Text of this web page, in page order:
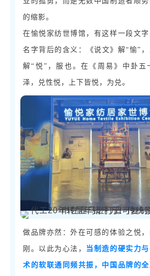
的缩影。
在愉悦家纺世博馆，有这样一段文
名字背后的含义：《说文》解“愉”
解“悦”，服也。在《周易》中卦五
泽，兑性悦，上下皆悦，为兑。
做品牌亦然：外在可感的体验之悦
刚。以此为心法， 当制造的硬实力
术的软联通同频共振，中国品牌的